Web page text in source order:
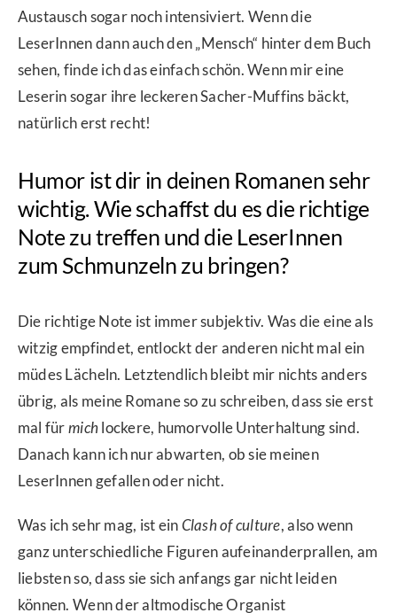
Austausch sogar noch intensiviert. Wenn die
LeserInnen dann auch den „Mensch“ hinter dem Buch
sehen, finde ich das einfach schön. Wenn mir eine
Leserin sogar ihre leckeren Sacher-Muffins bäckt,
natürlich erst recht!
Humor ist dir in deinen Romanen sehr
wichtig. Wie schaffst du es die richtige
Note zu treffen und die LeserInnen
zum Schmunzeln zu bringen?
Die richtige Note ist immer subjektiv. Was die eine als
witzig empfindet, entlockt der anderen nicht mal ein
müdes Lächeln. Letztendlich bleibt mir nichts anders
übrig, als meine Romane so zu schreiben, dass sie erst
mal fürmichlockere, humorvolle Unterhaltung sind.
Danach kann ich nur abwarten, ob sie meinen
LeserInnen gefallen oder nicht.
Was ich sehr mag, ist einClash of culture, also wenn
ganz unterschiedliche Figuren aufeinanderprallen, am
liebsten so, dass sie sich anfangs gar nicht leiden
können. Wenn der altmodische Organist